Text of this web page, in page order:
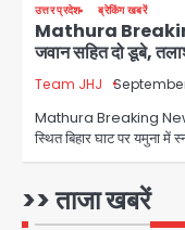
उत्तर प्रदेश ब्रेकिंग खबरें
Mathura Breaking
जवान सहित दो डूबे,
Team JHJ
Mathura Breaking News:
स्थित बिहार घाट पर यमुना में
>> ताजा खबरें
1